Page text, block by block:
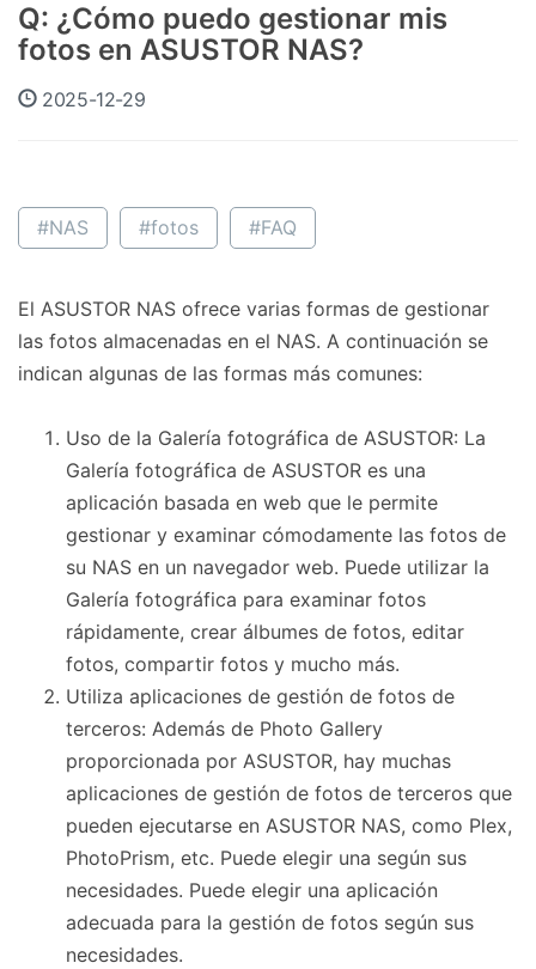
Q: ¿Cómo puedo gestionar mis
fotos en ASUSTOR NAS?
2025-12-29
#NAS #fotos #FAQ
El ASUSTOR NAS ofrece varias formas de gestionar
las fotos almacenadas en el NAS. A continuación se
indican algunas de las formas más comunes:
Uso de la Galería fotográfica de ASUSTOR: La
Galería fotográfica de ASUSTOR es una
aplicación basada en web que le permite
gestionar y examinar cómodamente las fotos de
su NAS en un navegador web. Puede utilizar la
Galería fotográfica para examinar fotos
rápidamente, crear álbumes de fotos, editar
fotos, compartir fotos y mucho más.
Utiliza aplicaciones de gestión de fotos de
terceros: Además de Photo Gallery
proporcionada por ASUSTOR, hay muchas
aplicaciones de gestión de fotos de terceros que
pueden ejecutarse en ASUSTOR NAS, como Plex,
PhotoPrism, etc. Puede elegir una según sus
necesidades. Puede elegir una aplicación
adecuada para la gestión de fotos según sus
necesidades.